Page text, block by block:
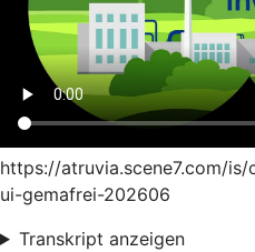
https://atruvia.scene7.com/
ui-gemafrei-202606
Transkript anzeigen